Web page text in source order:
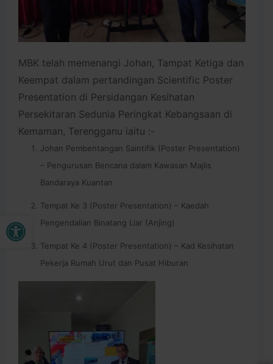
Buka bar alat
MBK telah memenangi Johan, Tampat Ketiga dan
Keempat dalam pertandingan Scientific Poster
Presentation di Persidangan Kesihatan
Persekitaran Sedunia Peringkat Kebangsaan di
Kemaman, Terengganu iaitu :-
Johan Pembentangan Saintifik (Poster Presentation)
– Pengurusan Bencana dalam Kawasan Majlis
Bandaraya Kuantan
Tempat Ke 3 (Poster Presentation) – Kaedah
Pengendalian Binatang Liar (Anjing)
Tempat Ke 4 (Poster Presentation) – Kad Kesihatan
Pekerja Rumah Urut dan Pusat Hiburan